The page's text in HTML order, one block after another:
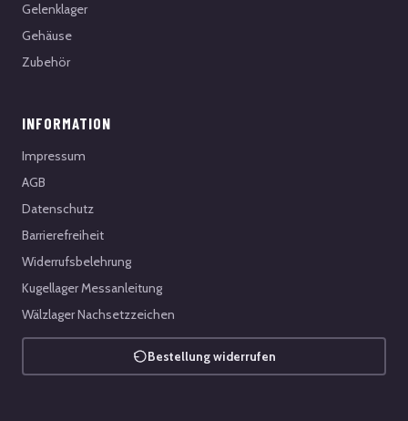
Gelenklager
Gehäuse
Zubehör
INFORMATION
Impressum
AGB
Datenschutz
Barrierefreiheit
Widerrufsbelehrung
Kugellager Messanleitung
Wälzlager Nachsetzzeichen
Bestellung widerrufen